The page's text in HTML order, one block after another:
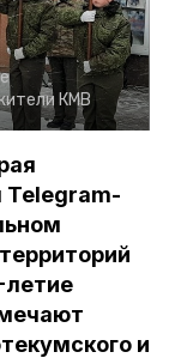
КМВ
Telegram-
летие
и